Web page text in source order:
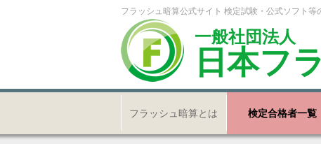
フラッシュ暗算公式サイト 検定試験・公式ソフト等
一般社団法人
日本フ
フラッシュ暗算とは 検定合格者一覧